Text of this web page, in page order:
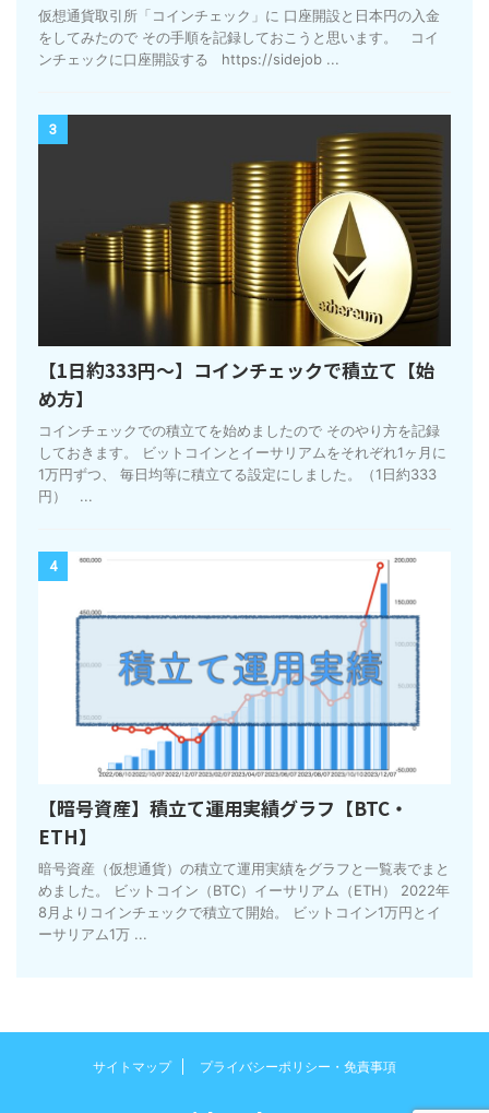
仮想通貨取引所「コインチェック」に 口座開設と日本円の入金
をしてみたので その手順を記録しておこうと思います。 コイ
ンチェックに口座開設する https://sidejob ...
3
【1日約333円〜】コインチェックで積立て【始
め方】
コインチェックでの積立てを始めましたので そのやり方を記録
しておきます。 ビットコインとイーサリアムをそれぞれ1ヶ月に
1万円ずつ、 毎日均等に積立てる設定にしました。（1日約333
円） ...
4
【暗号資産】積立て運用実績グラフ【BTC・
ETH】
暗号資産（仮想通貨）の積立て運用実績をグラフと一覧表でまと
めました。 ビットコイン（BTC）イーサリアム（ETH） 2022年
8月よりコインチェックで積立て開始。 ビットコイン1万円とイ
ーサリアム1万 ...
サイトマップ プライバシーポリシー・免責事項